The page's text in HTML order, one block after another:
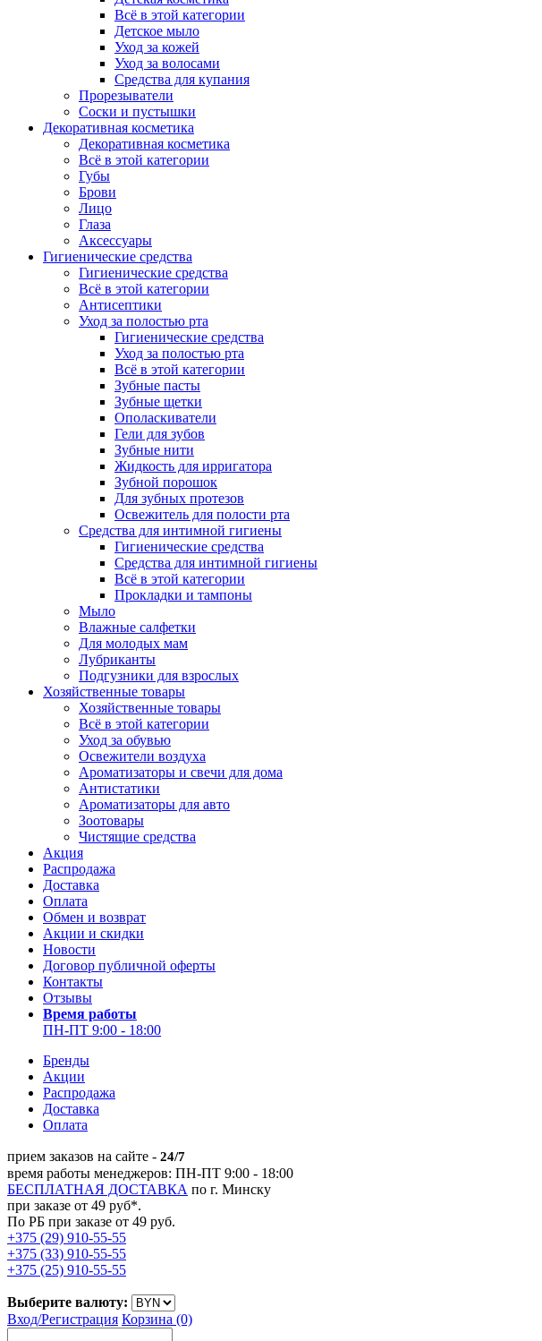
Всё в этой категории
Детское мыло
Уход за кожей
Уход за волосами
Средства для купания
Прорезыватели
Соски и пустышки
Декоративная косметика
Декоративная косметика
Всё в этой категории
Губы
Брови
Лицо
Глаза
Аксессуары
Гигиенические средства
Гигиенические средства
Всё в этой категории
Антисептики
Уход за полостью рта
Гигиенические средства
Уход за полостью рта
Всё в этой категории
Зубные пасты
Зубные щетки
Ополаскиватели
Гели для зубов
Зубные нити
Жидкость для ирригатора
Зубной порошок
Для зубных протезов
Освежитель для полости рта
Средства для интимной гигиены
Гигиенические средства
Средства для интимной гигиены
Всё в этой категории
Прокладки и тампоны
Мыло
Влажные салфетки
Для молодых мам
Лубриканты
Подгузники для взрослых
Хозяйственные товары
Хозяйственные товары
Всё в этой категории
Уход за обувью
Освежители воздуха
Ароматизаторы и свечи для дома
Антистатики
Ароматизаторы для авто
Зоотовары
Чистящие средства
Акция
Распродажа
Доставка
Оплата
Обмен и возврат
Акции и скидки
Новости
Договор публичной оферты
Контакты
Отзывы
Время работы
ПН-ПТ 9:00 - 18:00
Бренды
Акции
Распродажа
Доставка
Оплата
прием заказов на сайте - 24/7
время работы менеджеров: ПН-ПТ 9:00 - 18:00
БЕСПЛАТНАЯ ДОСТАВКА по г. Минску
при заказе от 49 руб*.
По РБ при заказе от 49 руб.
+375 (29) 910-55-55
+375 (33) 910-55-55
+375 (25) 910-55-55
Выберите валюту:
Вход/Регистрация Корзина (0)